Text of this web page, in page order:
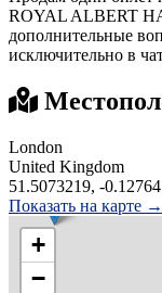
ROYAL ALBERT
дополнительные
исключительно в
London
United Kingdom
51.5073219, -
Показать на карте →
+
−